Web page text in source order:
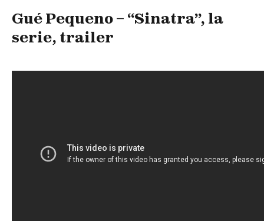
Gué Pequeno – “Sinatra”, la
serie, trailer